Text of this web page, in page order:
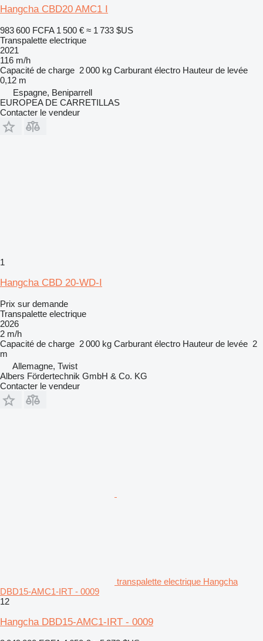
Hangcha CBD20 AMC1 I
983 600 FCFA 1 500 € ≈ 1 733 $US
Transpalette electrique
2021
116 m/h
Capacité de charge 2 000 kg Carburant électro Hauteur de levée
0,12 m
Espagne, Beniparrell
EUROPEA DE CARRETILLAS
Contacter le vendeur
1
Hangcha CBD 20-WD-I
Prix sur demande
Transpalette electrique
2026
2 m/h
Capacité de charge 2 000 kg Carburant électro Hauteur de levée 2
m
Allemagne, Twist
Albers Fördertechnik GmbH & Co. KG
Contacter le vendeur
transpalette electrique Hangcha
DBD15-AMC1-IRT - 0009
12
Hangcha DBD15-AMC1-IRT - 0009